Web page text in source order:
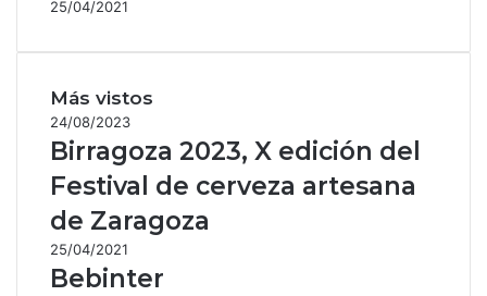
25/04/2021
Más vistos
24/08/2023
Birragoza 2023, X edición del
Festival de cerveza artesana
de Zaragoza
25/04/2021
Bebinter